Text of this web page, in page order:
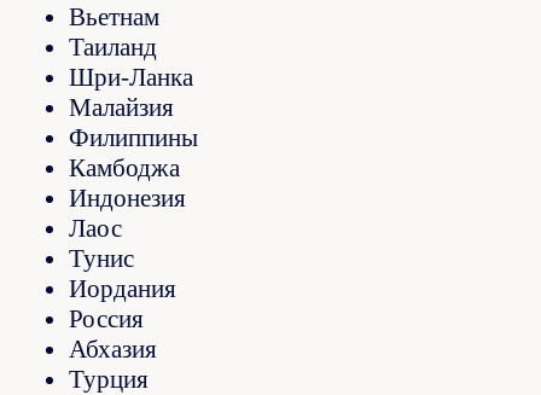
Вьетнам
Таиланд
Шри-Ланка
Малайзия
Филиппины
Камбоджа
Индонезия
Лаос
Тунис
Иордания
Россия
Абхазия
Турция